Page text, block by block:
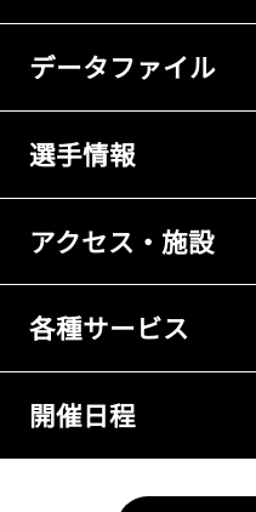
データファイル
選手情報
アクセス・施設
各種サービス
開催日程